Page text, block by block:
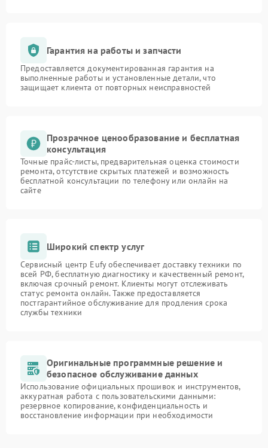
Гарантия на работы и запчасти
Предоставляется документированная гарантия на
выполненные работы и установленные детали, что
защищает клиента от повторных неисправностей
Прозрачное ценообразование и бесплатная
консультация
Точные прайс-листы, предварительная оценка стоимости
ремонта, отсутствие скрытых платежей и возможность
бесплатной консультации по телефону или онлайн на
сайте
Широкий спектр услуг
Сервисный центр Eufy обеспечивает доставку техники по
всей РФ, бесплатную диагностику и качественный ремонт,
включая срочный ремонт. Клиенты могут отслеживать
статус ремонта онлайн. Также предоставляется
постгарантийное обслуживание для продления срока
службы техники
Оригинальные программные решение и
безопасное обслуживание данных
Использование официальных прошивок и инструментов,
аккуратная работа с пользовательскими данными:
резервное копирование, конфиденциальность и
восстановление информации при необходимости